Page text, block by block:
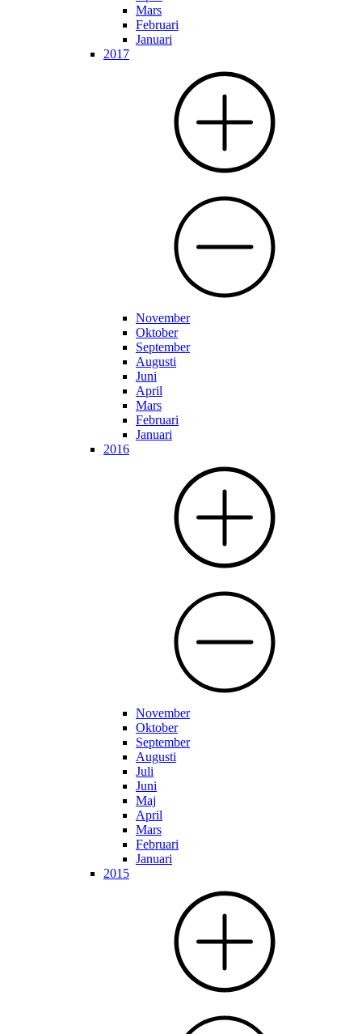
Mars
Februari
Januari
2017
November
Oktober
September
Augusti
Juni
April
Mars
Februari
Januari
2016
November
Oktober
September
Augusti
Juli
Juni
Maj
April
Mars
Februari
Januari
2015